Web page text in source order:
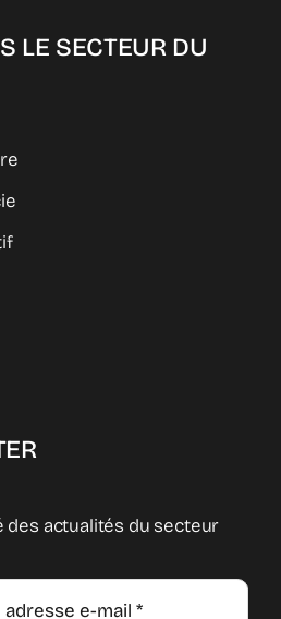
LE SECTEUR DU
des actualités du secteur